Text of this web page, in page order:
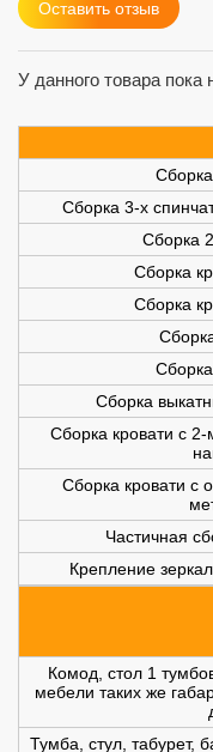
Оставить отзыв
У данного товара пока
Сборка 3-х
Сборка
Сборка
Сборка
Сборка
Сборка
Сборка кровати с
Сборка кровати с
Частичная
Крепление
Комод, стол 1
мебели таких же
Тумба, стул, табурет,